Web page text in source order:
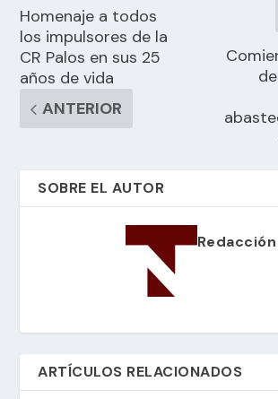
Homenaje a todos
los impulsores de la
CR Palos en sus 25
años de vida
ANTERIOR
SOBRE EL AUTOR
Redacción
ARTÍCULOS RELACIONADOS